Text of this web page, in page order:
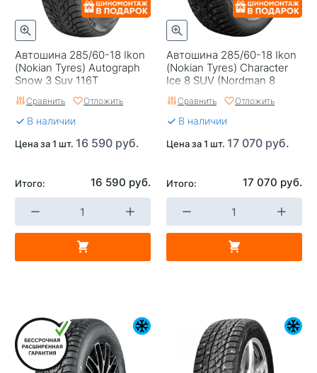
Автошина 285/60-18 Ikon
(Nokian Tyres) Autograph
Snow 3 Suv 116T
Сравнить Отложить
В наличии
Цена за 1 шт. 16 590 руб.
Итого: 16 590 руб.
Автошина 285/60-18 Ikon
(Nokian Tyres) Character
Ice 8 SUV (Nordman 8
SUV) 116T шип
Сравнить Отложить
В наличии
Цена за 1 шт. 17 070 руб.
Итого: 17 070 руб.